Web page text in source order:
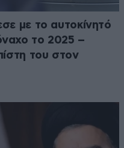
με το αυτοκίνητό
το 2025 –
του στον